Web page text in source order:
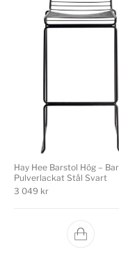
Hay Hee Barstol Hög –
Pulverlackat Stål Svart
3 049 kr